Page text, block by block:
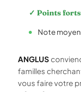
✓ Points forts
Note
ANGLUS
familles
vous faire votre